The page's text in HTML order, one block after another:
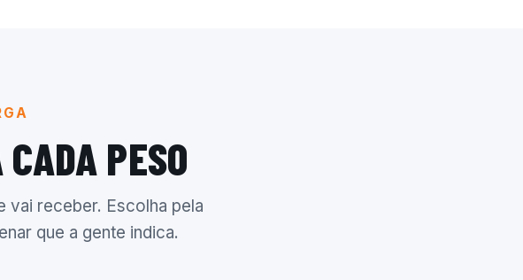
PESO
vai receber. Escolha pela
que a gente indica.